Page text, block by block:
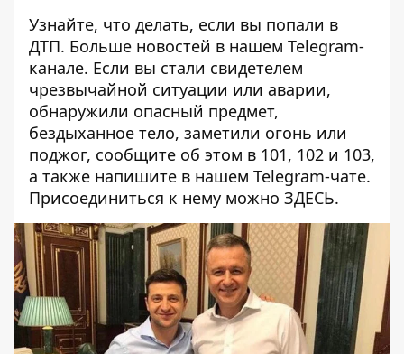
Узнайте, что делать, если вы попали в
ДТП. Больше новостей в нашем Telegram-
канале. Если вы стали свидетелем
чрезвычайной ситуации или аварии,
обнаружили опасный предмет,
бездыханное тело, заметили огонь или
поджог, сообщите об этом в 101, 102 и 103,
а также напишите в нашем Telegram-чате.
Присоединиться к нему можно ЗДЕСЬ.